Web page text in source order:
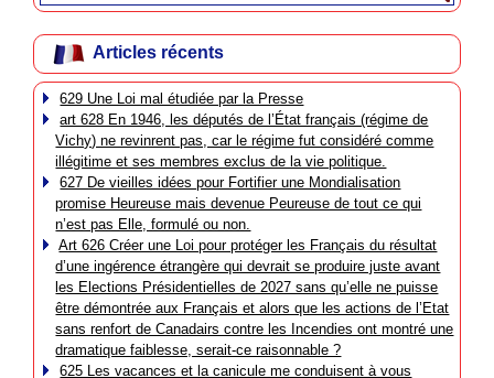
Articles récents
629 Une Loi mal étudiée par la Presse
art 628 En 1946, les députés de l’État français (régime de
Vichy) ne revinrent pas, car le régime fut considéré comme
illégitime et ses membres exclus de la vie politique.
627 De vieilles idées pour Fortifier une Mondialisation
promise Heureuse mais devenue Peureuse de tout ce qui
n’est pas Elle, formulé ou non.
Art 626 Créer une Loi pour protéger les Français du résultat
d’une ingérence étrangère qui devrait se produire juste avant
les Elections Présidentielles de 2027 sans qu’elle ne puisse
être démontrée aux Français et alors que les actions de l’Etat
sans renfort de Canadairs contre les Incendies ont montré une
dramatique faiblesse, serait-ce raisonnable ?
625 Les vacances et la canicule me conduisent à vous